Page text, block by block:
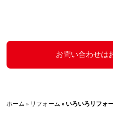
お問い合わせは
ホーム » リフォーム » いろいろリフォ